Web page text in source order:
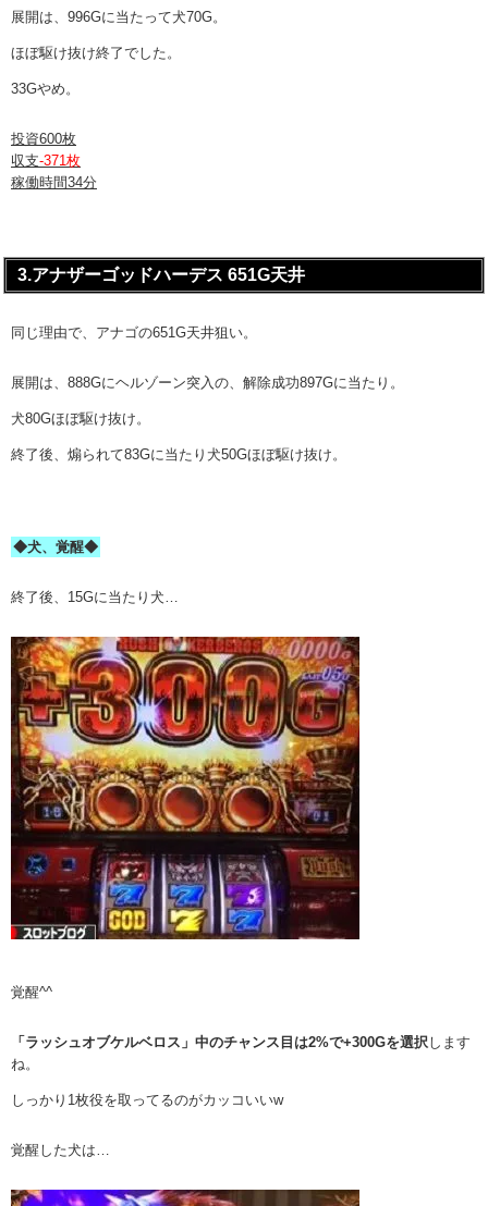
展開は、996Gに当たって犬70G。
ほぼ駆け抜け終了でした。
33Gやめ。
投資600枚
収支-371枚
稼働時間34分
3.アナザーゴッドハーデス 651G天井
同じ理由で、アナゴの651G天井狙い。
展開は、888Gにヘルゾーン突入の、解除成功897Gに当たり。
犬80Gほぼ駆け抜け。
終了後、煽られて83Gに当たり犬50Gほぼ駆け抜け。
◆犬、覚醒◆
終了後、15Gに当たり犬…
覚醒^^
「ラッシュオブケルベロス」中のチャンス目は2%で+300Gを選択 します
ね。
しっかり1枚役を取ってるのがカッコいいw
覚醒した犬は…